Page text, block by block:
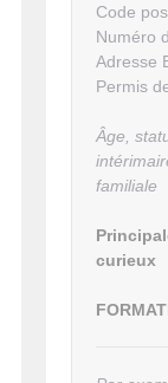
Code
Numéro
Adresse
Permis
Âge,
familiale
curieux